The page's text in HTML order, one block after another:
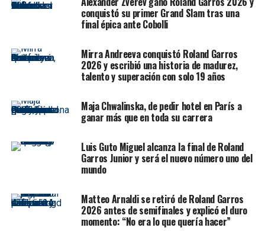
arrolladora y terminó con un cierre de máxima
concentración en el tercer parcial. Después de eliminar
3, la argentina volvió a ganar en tres sets y confirmó
que está compitiendo con una enorme fortaleza mental
Ahora,Carléenfrentará aRebecca Sramkovapor el
“exclusivo lugar en el cuadro”, según la información
meterse en el main draw de Roland Garros.
respuesta perfecta
conquistó su primer Grand Slam tras una
final épica ante Cobolli
Mirra Andreeva conquistó Roland Garros
2026 y escribió una historia de madurez,
talento y superación con solo 19 años
Maja Chwalinska, de pedir hotel en París a
ganar más que en toda su carrera
Luis Guto Miguel alcanza la final de Roland
Garros Junior y será el nuevo número uno del
mundo
Matteo Arnaldi se retiró de Roland Garros
2026 antes de semifinales y explicó el duro
momento: “No era lo que quería hacer”